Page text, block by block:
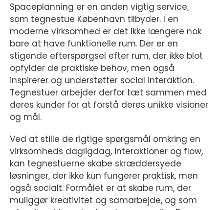
Spaceplanning er en anden vigtig service,
som tegnestue København tilbyder. I en
moderne virksomhed er det ikke længere nok
bare at have funktionelle rum. Der er en
stigende efterspørgsel efter rum, der ikke blot
opfylder de praktiske behov, men også
inspirerer og understøtter social interaktion.
Tegnestuer arbejder derfor tæt sammen med
deres kunder for at forstå deres unikke visioner
og mål.
Ved at stille de rigtige spørgsmål omkring en
virksomheds dagligdag, interaktioner og flow,
kan tegnestuerne skabe skræddersyede
løsninger, der ikke kun fungerer praktisk, men
også socialt. Formålet er at skabe rum, der
muliggør kreativitet og samarbejde, og som